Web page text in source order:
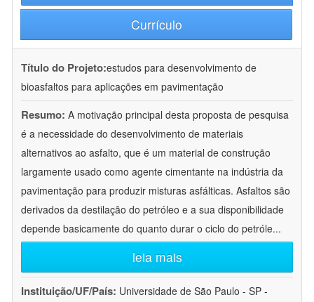
Currículo
Título do Projeto:estudos para desenvolvimento de
bioasfaltos para aplicações em pavimentação
Resumo: A motivação principal desta proposta de pesquisa
é a necessidade do desenvolvimento de materiais
alternativos ao asfalto, que é um material de construção
largamente usado como agente cimentante na indústria da
pavimentação para produzir misturas asfálticas. Asfaltos são
derivados da destilação do petróleo e a sua disponibilidade
depende basicamente do quanto durar o ciclo do petróle...
leia mais
Instituição/UF/País: Universidade de São Paulo - SP -